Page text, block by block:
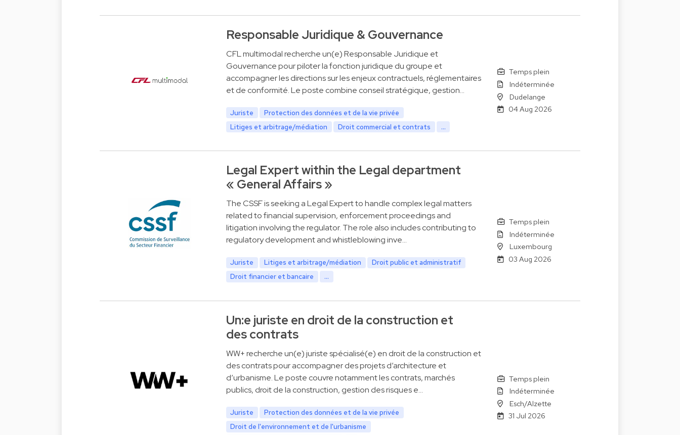
Responsable Juridique & Gouvernance
CFL multimodal recherche un(e) Responsable Juridique et
Gouvernance pour piloter la fonction juridique du groupe et
accompagner les directions sur les enjeux contractuels, réglementaires
et de conformité. Le poste combine conseil stratégique, gestion…
Juriste
Protection des données et de la vie privée
Litiges et arbitrage/médiation
Droit commercial et contrats ...
Temps plein
Indéterminée
Dudelange
04 Aug 2026
Legal Expert within the Legal department
« General Affairs »
The CSSF is seeking a Legal Expert to handle complex legal matters
related to financial supervision, enforcement proceedings and
litigation involving the regulator. The role also includes contributing to
regulatory development and whistleblowing inve…
Juriste Litiges et arbitrage/médiation
Droit public et administratif
Droit financier et bancaire
...
Temps plein
Indéterminée
Luxembourg
03 Aug 2026
Un:e juriste en droit de la construction et
des contrats
WW+ recherche un(e) juriste spécialisé(e) en droit de la construction et
des contrats pour accompagner des projets d’architecture et
d’urbanisme. Le poste couvre notamment les contrats, marchés
publics, droit de la construction, gestion des risques e…
Juriste
Protection des données et de la vie privée
Droit de l'environnement et de l'urbanisme
Temps plein
Indéterminée
Esch/Alzette
31 Jul 2026